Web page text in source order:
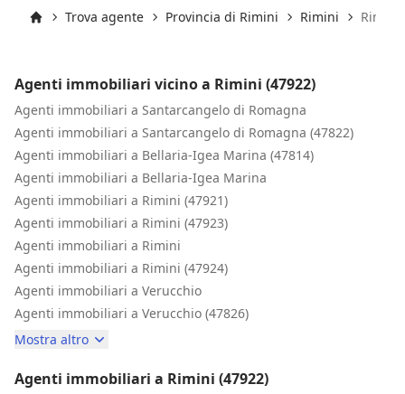
Trova agente Provincia di Rimini Rimini Rimini
Agenti immobiliari vicino a Rimini (47922)
Agenti immobiliari a Santarcangelo di Romagna
Agenti immobiliari a Santarcangelo di Romagna (47822)
Agenti immobiliari a Bellaria-Igea Marina (47814)
Agenti immobiliari a Bellaria-Igea Marina
Agenti immobiliari a Rimini (47921)
Agenti immobiliari a Rimini (47923)
Agenti immobiliari a Rimini
Agenti immobiliari a Rimini (47924)
Agenti immobiliari a Verucchio
Agenti immobiliari a Verucchio (47826)
Mostra altro
Agenti immobiliari a Rimini (47922)